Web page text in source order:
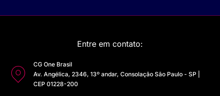
Entre em contato:
CG One Brasil
Av. Angélica, 2346, 13º andar, Consolação São Paulo - SP |
CEP 01228-200